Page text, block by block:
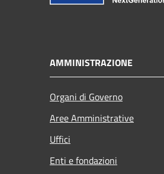
AMMINISTRAZIONE
Organi di Governo
Aree Amministrative
Uffici
Enti e fondazioni